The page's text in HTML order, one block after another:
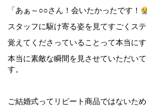
「あぁ～○○さん！会いたかったです！
スタッフに駆け寄る姿を見てすごくス
覚えてくださっていることって本当に
本当に素敵な瞬間を見させていただい
す。
ご結婚式ってリピート商品ではないため